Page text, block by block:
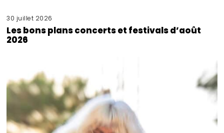
30 juillet 2026
Les bons plans concerts et festivals d’août
2026